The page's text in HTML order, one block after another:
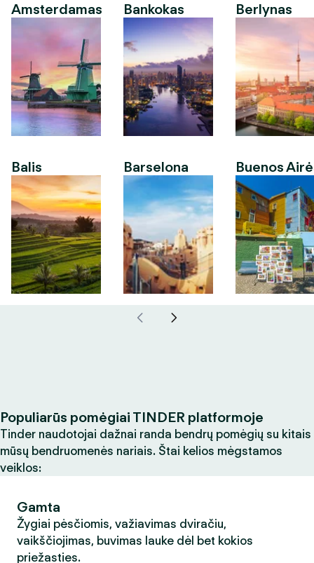
Amsterdamas
Balis
Bankokas
Barselona
Berlynas
Buenos
Populiarūs pomėgiai TINDER platformoje
Tinder naudotojai dažnai randa bendrų pomėgių su kitais
mūsų bendruomenės nariais. Štai kelios mėgstamos
veiklos:
Gamta
Žygiai pėsčiomis, važiavimas dviračiu,
vaikščiojimas, buvimas lauke dėl bet kokios
priežasties.